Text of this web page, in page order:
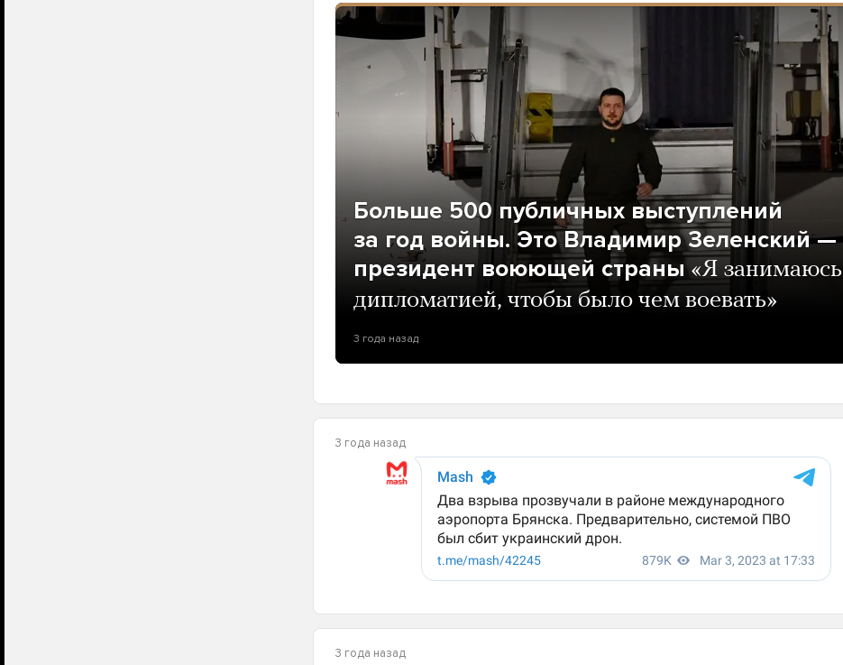
Больше 500 публичных выступлений
за год войны. Это Владимир Зеленский —
президент воюющей страны «Я занимаюсь
дипломатией, чтобы было чем воевать»
3 года назад
3 года назад
3 года назад